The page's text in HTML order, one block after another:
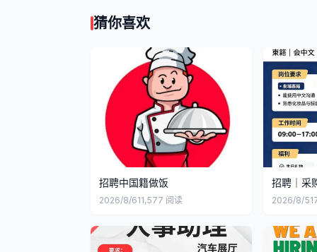
猜你喜欢
招聘中国籍做饭
2026/8/611,577 阅读
招聘｜采
2026/8/5